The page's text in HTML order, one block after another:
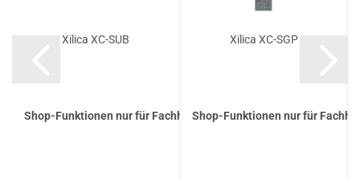
Xilica XC-SUB
Shop-Funktionen nur für Fachhandelspartner
Xilica XC-SGP
Shop-Funktionen nur für